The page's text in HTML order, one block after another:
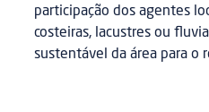
participação dos agentes
costeiras, lacustres ou
sustentável da área para o